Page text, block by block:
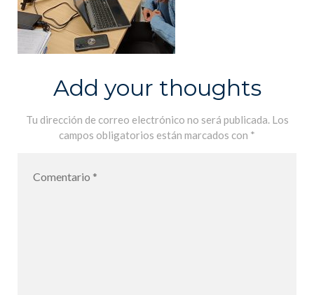
Add your thoughts
Tu dirección de correo electrónico no será publicada. Los
campos obligatorios están marcados con *